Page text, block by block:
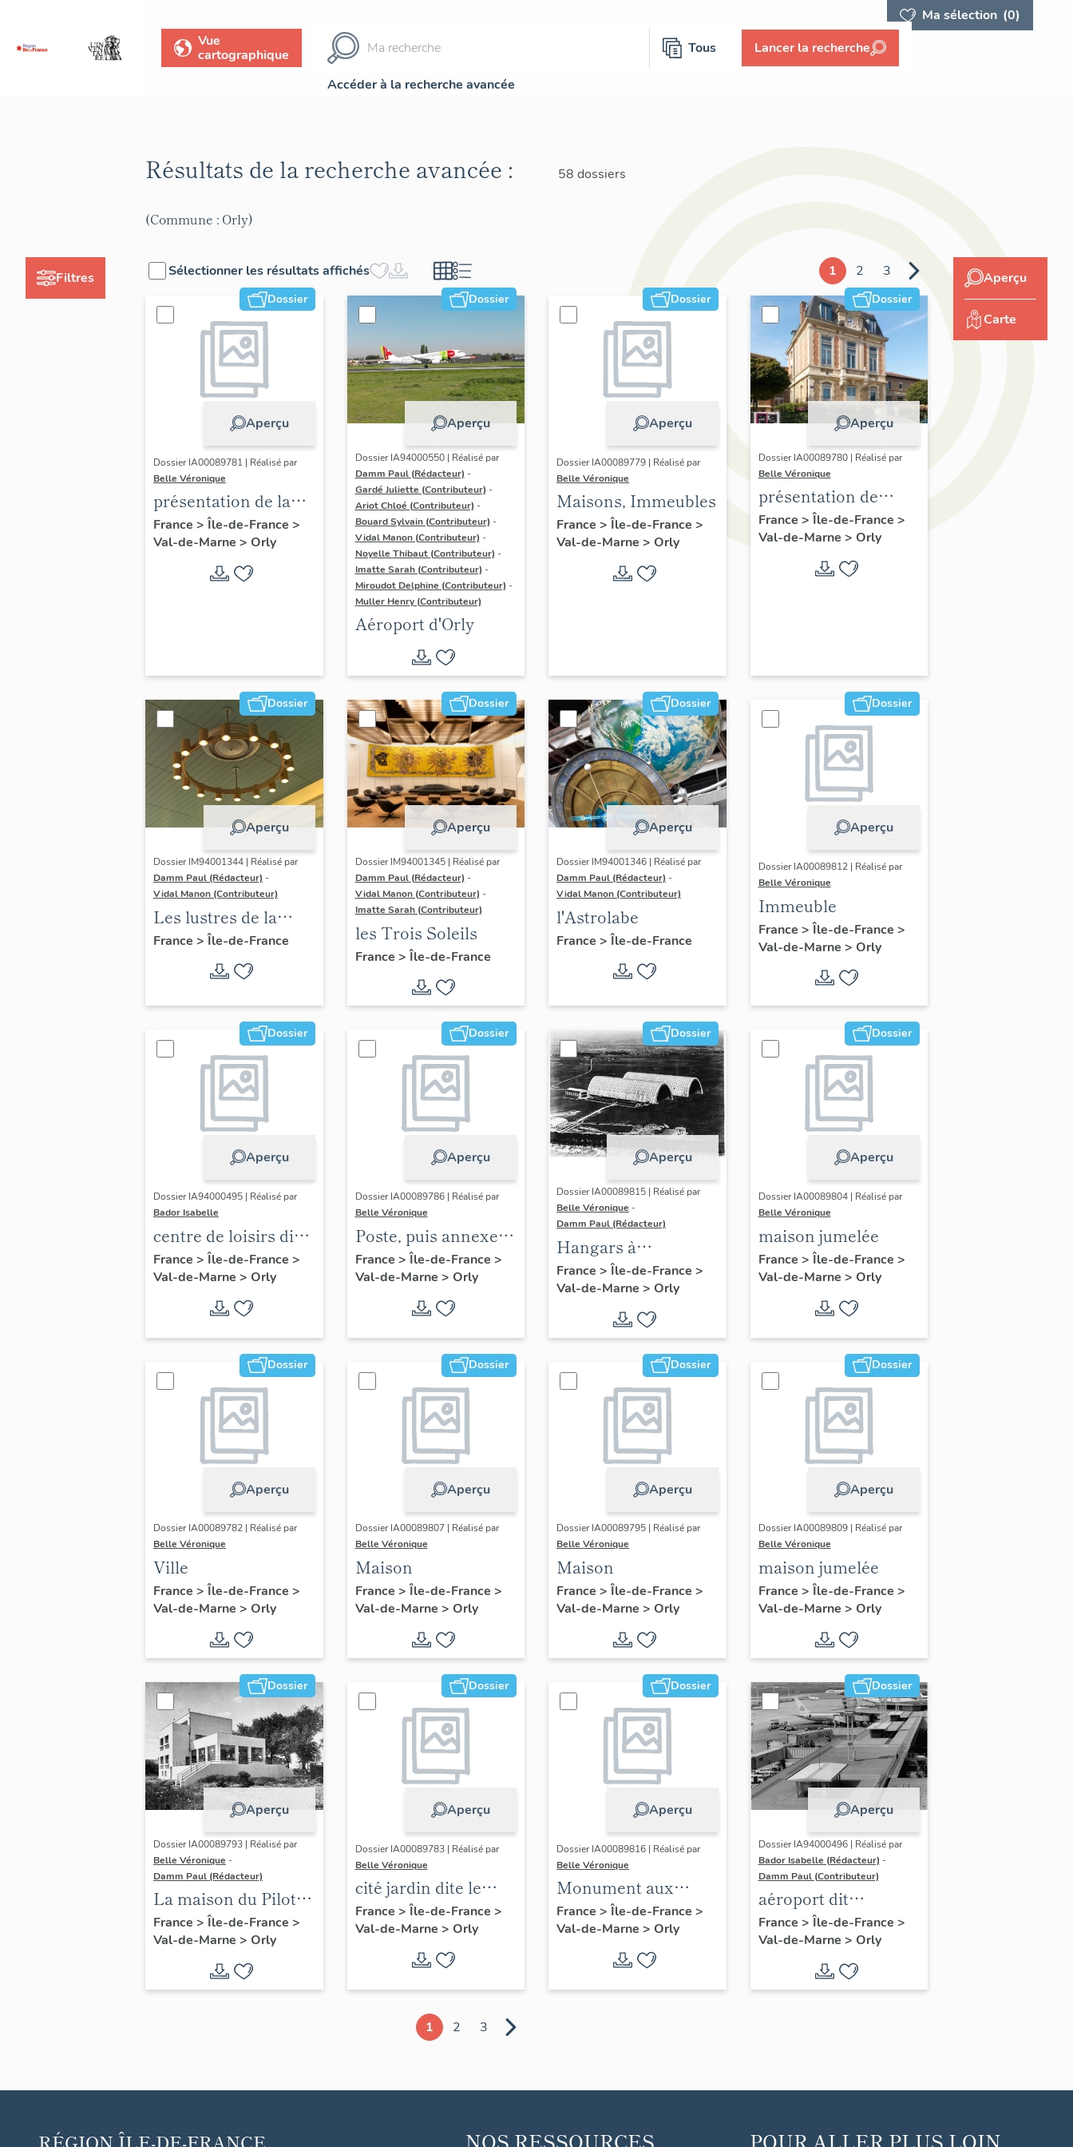
Ma sélection (0)
Vue
cartographique
Tous Lancer la recherche
Accéder à la recherche avancée
Filtres
Résultats de la recherche avancée : 58 dossiers
(Commune : Orly)
Sélectionner les résultats affichés 1 2 3
Dossier
Aperçu
Dossier IA00089781 | Réalisé par
Belle Véronique
présentation de la
commune d'Orly
France > Île-de-France >
Val-de-Marne > Orly
Dossier
Aperçu
Dossier IA94000550 | Réalisé par
Damm Paul (Rédacteur) -
Gardé Juliette (Contributeur) -
Ariot Chloé (Contributeur) -
Bouard Sylvain (Contributeur) -
Vidal Manon (Contributeur) -
Noyelle Thibaut (Contributeur) -
Imatte Sarah (Contributeur) -
Miroudot Delphine (Contributeur) -
Muller Henry (Contributeur)
Aéroport d'Orly
Dossier
Aperçu
Dossier IA00089779 | Réalisé par
Belle Véronique
Maisons, Immeubles
France > Île-de-France >
Val-de-Marne > Orly
Dossier
Aperçu
Dossier IA00089780 | Réalisé par
Belle Véronique
présentation de
l'étude du
patrimoine d'Orly
France > Île-de-France >
Val-de-Marne > Orly
Dossier
Aperçu
Dossier IM94001344 | Réalisé par
Damm Paul (Rédacteur) -
Vidal Manon (Contributeur)
Les lustres de la
Galerie marchande
d'Orly 4 (1er étage)
France > Île-de-France
Dossier
Aperçu
Dossier IM94001345 | Réalisé par
Damm Paul (Rédacteur) -
Vidal Manon (Contributeur) -
Imatte Sarah (Contributeur)
les Trois Soleils
France > Île-de-France
Dossier
Aperçu
Dossier IM94001346 | Réalisé par
Damm Paul (Rédacteur) -
Vidal Manon (Contributeur)
l'Astrolabe
France > Île-de-France
Dossier
Aperçu
Dossier IA00089812 | Réalisé par
Belle Véronique
Immeuble
France > Île-de-France >
Val-de-Marne > Orly
Dossier
Aperçu
Dossier IA94000495 | Réalisé par
Bador Isabelle
centre de loisirs dit
club Gérard Philippe
France > Île-de-France >
Val-de-Marne > Orly
Dossier
Aperçu
Dossier IA00089786 | Réalisé par
Belle Véronique
Poste, puis annexe
de la bibliothèque
municipale
France > Île-de-France >
Val-de-Marne > Orly
Dossier
Aperçu
Dossier IA00089815 | Réalisé par
Belle Véronique -
Damm Paul (Rédacteur)
Hangars à
dirigeables d'Orly
France > Île-de-France >
Val-de-Marne > Orly
Dossier
Aperçu
Dossier IA00089804 | Réalisé par
Belle Véronique
maison jumelée
France > Île-de-France >
Val-de-Marne > Orly
Dossier
Aperçu
Dossier IA00089782 | Réalisé par
Belle Véronique
Ville
France > Île-de-France >
Val-de-Marne > Orly
Dossier
Aperçu
Dossier IA00089807 | Réalisé par
Belle Véronique
Maison
France > Île-de-France >
Val-de-Marne > Orly
Dossier
Aperçu
Dossier IA00089795 | Réalisé par
Belle Véronique
Maison
France > Île-de-France >
Val-de-Marne > Orly
Dossier
Aperçu
Dossier IA00089809 | Réalisé par
Belle Véronique
maison jumelée
France > Île-de-France >
Val-de-Marne > Orly
Dossier
Aperçu
Dossier IA00089793 | Réalisé par
Belle Véronique -
Damm Paul (Rédacteur)
La maison du Pilote
(aéroport d'Orly)
France > Île-de-France >
Val-de-Marne > Orly
Dossier
Aperçu
Dossier IA00089783 | Réalisé par
Belle Véronique
cité jardin dite le
Puits Dixme, puis le
Nouveau Logis
France > Île-de-France >
Val-de-Marne > Orly
Dossier
Aperçu
Dossier IA00089816 | Réalisé par
Belle Véronique
Monument aux
morts des Guerres
de 1914-1918 et 1939-
1945 et d'Algérie
France > Île-de-France >
Val-de-Marne > Orly
Dossier
Aperçu
Dossier IA94000496 | Réalisé par
Bador Isabelle (Rédacteur) -
Damm Paul (Contributeur)
aéroport dit
aérogare Orly Sud
France > Île-de-France >
Val-de-Marne > Orly
1 2 3
Aperçu
Carte
RÉGION ÎLE-DE-FRANCE NOS RESSOURCES POUR ALLER PLUS LOIN